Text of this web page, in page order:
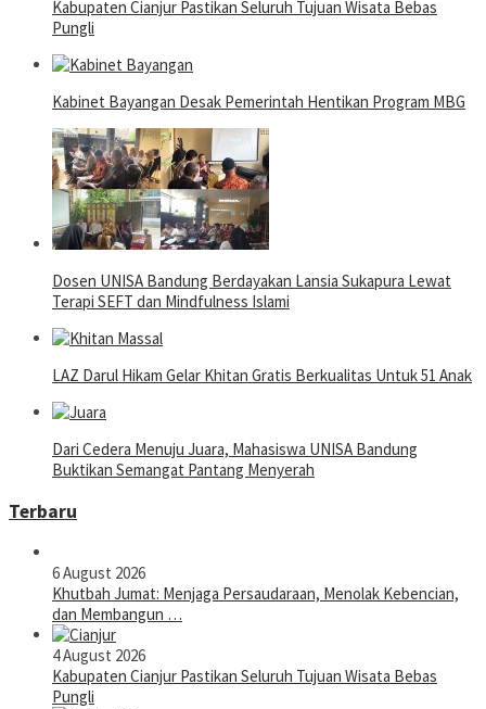
Kabupaten Cianjur Pastikan Seluruh Tujuan Wisata Bebas
Pungli
Kabinet Bayangan Desak Pemerintah Hentikan Program MBG
Dosen UNISA Bandung Berdayakan Lansia Sukapura Lewat
Terapi SEFT dan Mindfulness Islami
LAZ Darul Hikam Gelar Khitan Gratis Berkualitas Untuk 51 Anak
Dari Cedera Menuju Juara, Mahasiswa UNISA Bandung
Buktikan Semangat Pantang Menyerah
Terbaru
6 August 2026
Khutbah Jumat: Menjaga Persaudaraan, Menolak Kebencian,
dan Membangun …
4 August 2026
Kabupaten Cianjur Pastikan Seluruh Tujuan Wisata Bebas
Pungli